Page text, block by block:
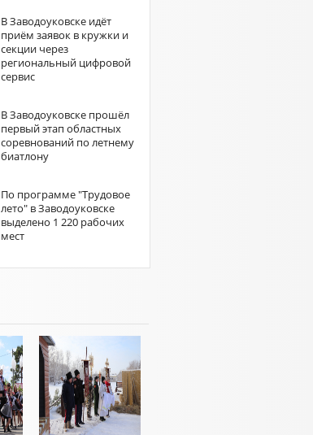
В Заводоуковске идёт
приём заявок в кружки и
секции через
региональный цифровой
сервис
В Заводоуковске прошёл
первый этап областных
соревнований по летнему
биатлону
По программе "Трудовое
лето" в Заводоуковске
выделено 1 220 рабочих
мест